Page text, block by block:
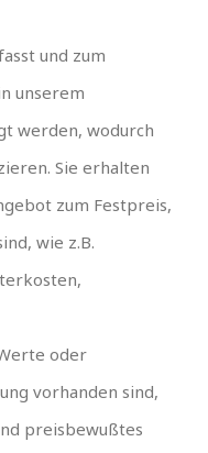
und zum
unserem
werden, wodurch
Sie erhalten
zum Festpreis,
wie z.B.
oder
vorhanden sind,
preisbewußtes